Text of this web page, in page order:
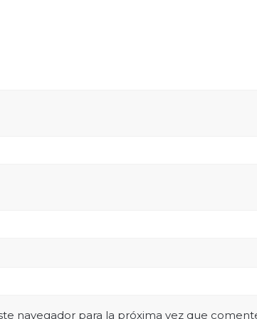
navegador para la próxima vez que